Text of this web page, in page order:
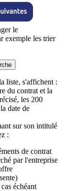
le
exemple les trier
liste, s'affichent :
du contrat et la
les 200
date de
sur son intitulé
:
de contrat
par l'entreprise
échéant